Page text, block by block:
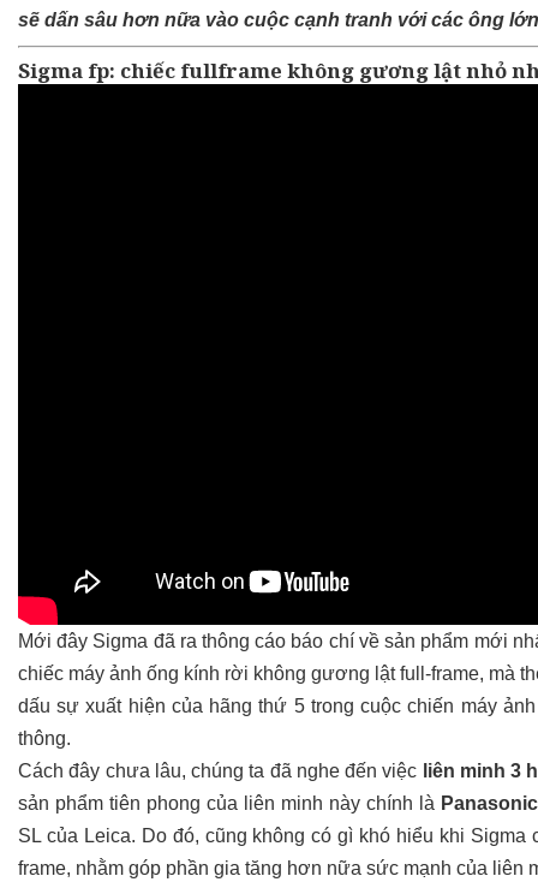
sẽ dấn sâu hơn nữa vào cuộc cạnh tranh với các ông
Sigma fp: chiếc fullframe không gương lật nhỏ
Mới đây Sigma đã ra thông cáo báo chí về sản phẩm mới
chiếc máy ảnh ống kính rời không gương lật full-frame, mà
dấu sự xuất hiện của hãng thứ 5 trong cuộc chiến máy
thông.
Cách đây chưa lâu, chúng ta đã nghe đến việc liên minh 3
sản phẩm tiên phong của liên minh này chính là
SL của Leica. Do đó, cũng không có gì khó hiểu khi
frame, nhằm góp phần gia tăng hơn nữa sức mạnh của liên